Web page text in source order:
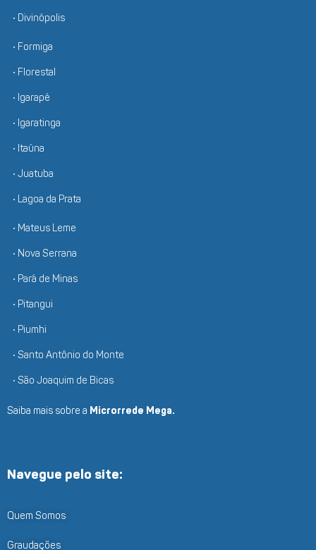
• Divinópolis
• Formiga
• Florestal
• Igarapé
• Igaratinga
• Itaúna
• Juatuba
• Lagoa da Prata
• Mateus Leme
• Nova Serrana
• Pará de Minas
• Pitangui
• Piumhi
• Santo Antônio do Monte
• São Joaquim de Bicas
Saiba mais sobre a Microrrede Mega.
Navegue pelo site:
Quem Somos
Graudações